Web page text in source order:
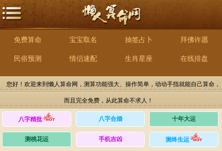
免费算命 宝宝取名 抽签占卜 拜佛许愿
民俗预测 情侣速配 生肖星座 在线排盘
您好！欢迎来到懒人算命网，测算功能强大、操作简单，动动手指就能自己算命，
而且完全免费，从此算命不求人！
八字精批 八字合婚 十年大运
测桃花运 手机吉凶 测终生运